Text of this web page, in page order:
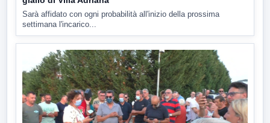
Sarà affidato con ogni probabilità all'inizio della prossima
settimana l'incarico...